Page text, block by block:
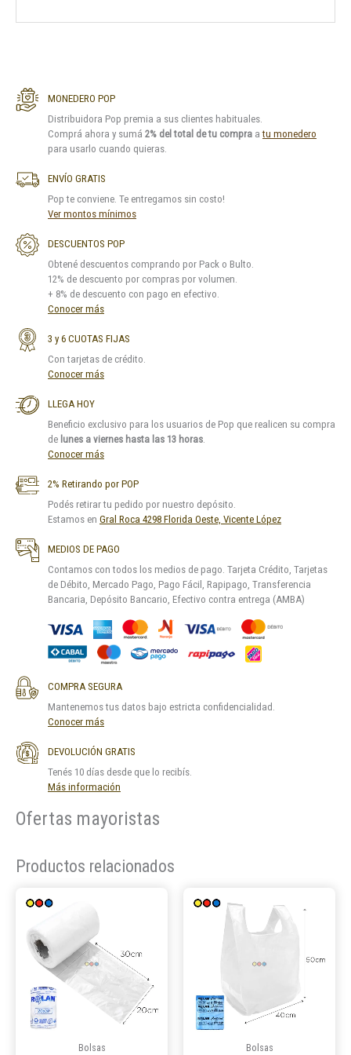
MONEDERO POP
Distribuidora Pop premia a sus clientes habituales.
Comprá ahora y sumá 2% del total de tu compra atu monedero
para usarlo cuando quieras.
ENVÍO GRATIS
Pop te conviene. Te entregamos sin costo!
Ver montos mínimos
DESCUENTOS POP
Obtené descuentos comprando por Pack o Bulto.
12% de descuento por compras por volumen.
+ 8% de descuento con pago en efectivo.
Conocer más
3 y 6 CUOTAS FIJAS
Con tarjetas de crédito.
Conocer más
LLEGA HOY
Beneficio exclusivo para los usuarios de Pop que realicen su compra
de lunes a viernes hasta las 13 horas.
Conocer más
2% Retirando por POP
Podés retirar tu pedido por nuestro depósito.
Estamos en Gral Roca 4298 Florida Oeste, Vicente López
MEDIOS DE PAGO
Contamos con todos los medios de pago. Tarjeta Crédito, Tarjetas
de Débito, Mercado Pago, Pago Fácil, Rapipago, Transferencia
Bancaria, Depósito Bancario, Efectivo contra entrega (AMBA)
COMPRA SEGURA
Mantenemos tus datos bajo estricta confidencialidad.
Conocer más
DEVOLUCIÓN GRATIS
Tenés 10 días desde que lo recibís.
Más información
Ofertas mayoristas
Productos relacionados
Bolsas
Las
opciones
Bolsas